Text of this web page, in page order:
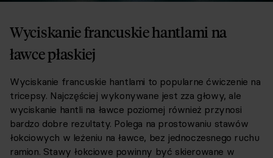
Wyciskanie francuskie hantlami na
ławce płaskiej
Wyciskanie francuskie hantlami to popularne ćwiczenie na
tricepsy. Najczęściej wykonywane jest zza głowy, ale
wyciskanie hantli na ławce poziomej również przynosi
bardzo dobre rezultaty. Polega na prostowaniu stawów
łokciowych w leżeniu na ławce, bez jednoczesnego ruchu
ramion. Stawy łokciowe powinny być skierowane w